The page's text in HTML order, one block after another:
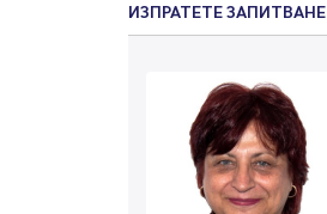
ИЗПРАТЕТЕ ЗАПИТВАНЕ